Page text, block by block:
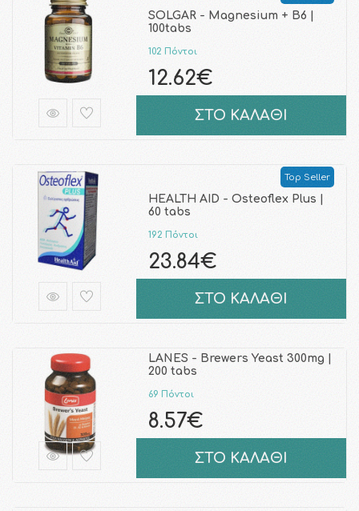
SOLGAR - Magnesium + B6 |
100tabs
102 Πόντοι
12.62€
ΣΤΟ ΚΑΛΑΘΙ
Top Seller
HEALTH AID - Osteoflex Plus |
60 tabs
192 Πόντοι
23.84€
ΣΤΟ ΚΑΛΑΘΙ
LANES - Brewers Yeast 300mg |
200 tabs
69 Πόντοι
8.57€
ΣΤΟ ΚΑΛΑΘΙ